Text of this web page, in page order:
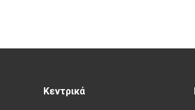
Κεντρικά